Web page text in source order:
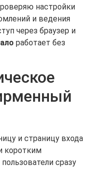
настройки
и ведения
через браузер и
работает без
и страницу входа
коротким
сразу